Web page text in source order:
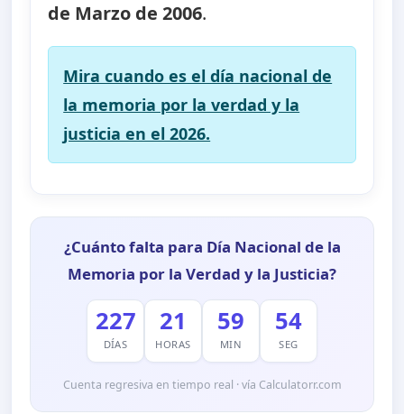
de Marzo de 2006.
Mira cuando es el día nacional de
la memoria por la verdad y la
justicia en el 2026.
¿Cuánto falta para Día Nacional de la
Memoria por la Verdad y la Justicia?
227
DÍAS
21
HORAS
59
MIN
54
SEG
Cuenta regresiva en tiempo real · vía Calculatorr.com